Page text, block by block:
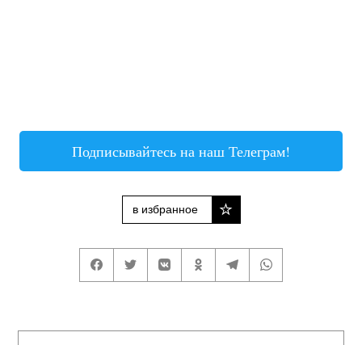
Подписывайтесь на наш Телеграм!
в избранное